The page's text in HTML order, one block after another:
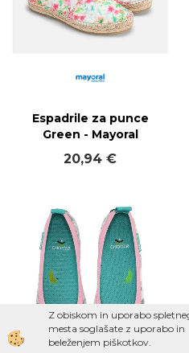
Espadrile za punce
Green - Mayoral
20,94 €
Z obiskom in uporabo
mesta soglašate z uporabo in
beleženjem piškotkov.